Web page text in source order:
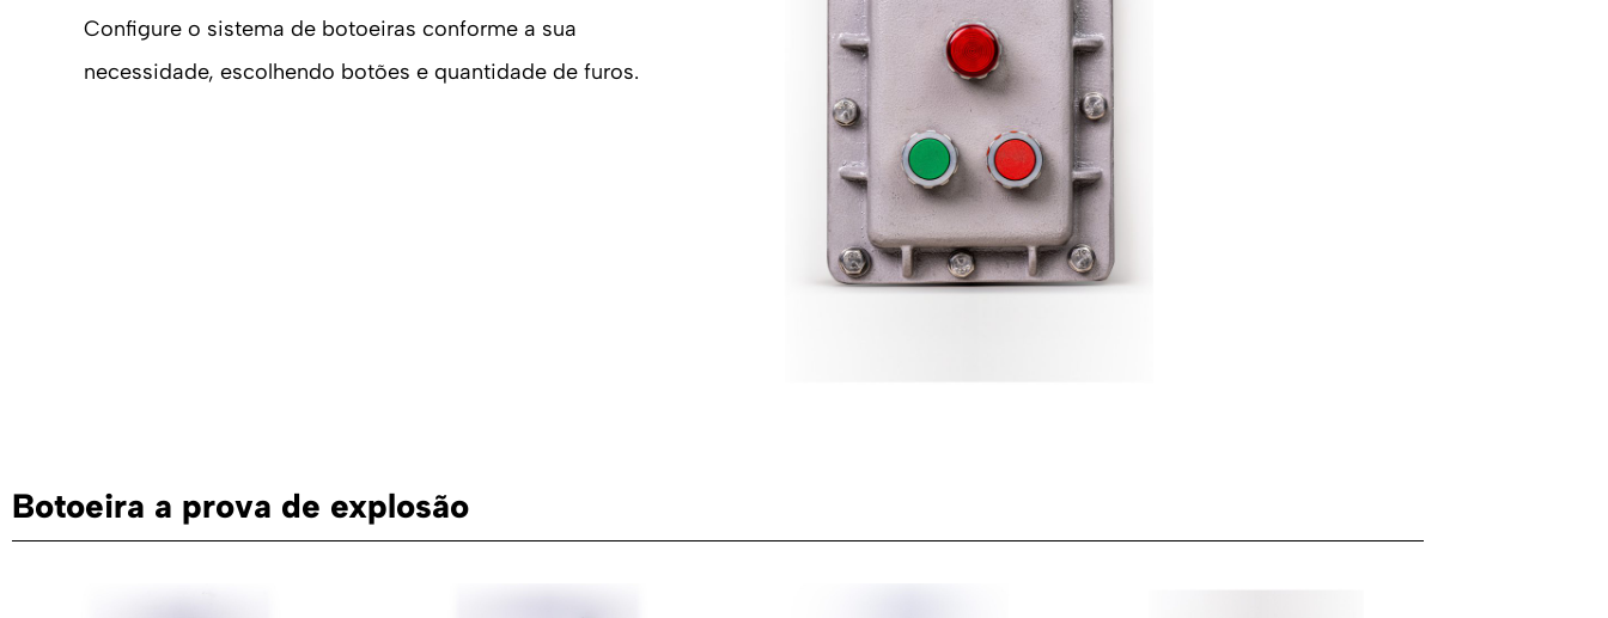
Configure o sistema de botoeiras conforme a sua
necessidade, escolhendo botões e quantidade de furos.
Botoeira a prova de explosão